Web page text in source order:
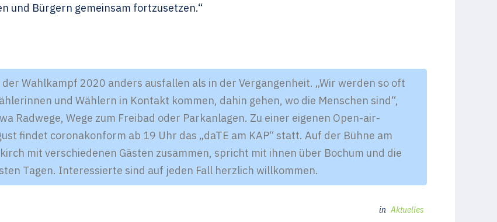
und Bürgern gemeinsam fortzusetzen.“
Wahlkampf 2020 anders ausfallen als in der Vergangenheit. „Wir werden so oft
und Wählern in Kontakt kommen, dahin gehen, wo die Menschen sind“,
Radwege, Wege zum Freibad oder Parkanlagen. Zu einer eigenen Open-air-
findet coronakonform ab 19 Uhr das „daTE am KAP“ statt. Auf der Bühne am
mit verschiedenen Gästen zusammen, spricht mit ihnen über Bochum und die
Tagen. Interessierte sind auf jeden Fall herzlich willkommen.
in Aktuelles